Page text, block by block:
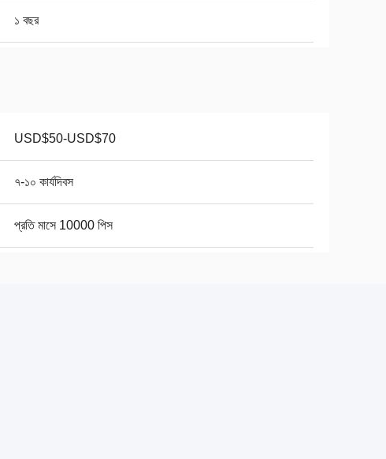
১ বছর
USD$50-USD$70
৭-১০ কার্যদিবস
প্রতি মাসে 10000 পিস